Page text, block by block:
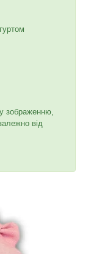
зображенню,
від